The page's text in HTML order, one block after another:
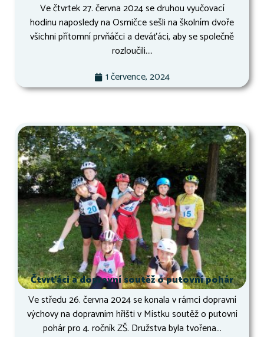
Ve čtvrtek 27. června 2024 se druhou vyučovací
hodinu naposledy na Osmičce sešli na školním dvoře
všichni přítomní prvňáčci a deváťáci, aby se společně
rozloučili....
1 července, 2024
Čtvrťáci a dopravní soutěž o putovní pohár
Ve středu 26. června 2024 se konala v rámci dopravní
výchovy na dopravním hřišti v Místku soutěž o putovní
pohár pro 4. ročník ZŠ. Družstva byla tvořena...